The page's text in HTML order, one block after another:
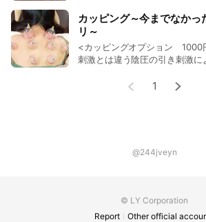
の毛ほどの大変細い鍼なので
りません。 はじめての方もぜひお
回30%offキャンペーン中♪
希望があればお顔のマッサージ
こちに疲れを感じる方におすすめ！ 特にお着
要ありませんが、施術によるシ
着替えをご持参下さい。 ※初回30%offキャンペーン中
♪
カッピング～今までなかっ
リ～
<カッピングオプション 1000
刺激とは違う陰圧の引き刺激に
1
@244jveyn
© LY Corporation
Report
Other official